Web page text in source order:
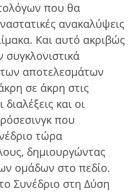
που θα
ανακαλύψεις
Και αυτό ακριβώς
αποτελεσµάτων
σε άκρη στις
και οι
που
τώρα
δηµιουργώντας
οµάδων στο πεδίο.
Συνέδριο στη Δύση